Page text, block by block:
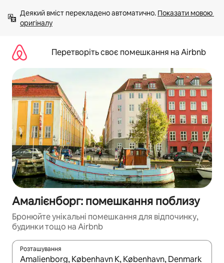
вмісту
Деякий вміст перекладено автоматично. Показати мовою
оригіналу
Перетворіть своє помешкання на Airbnb
Амалієнборг: помешкання поблизу
Бронюйте унікальні помешкання для відпочинку,
будинки тощо на Airbnb
Розташування
Отримавши результати пошуку, використовуйте для